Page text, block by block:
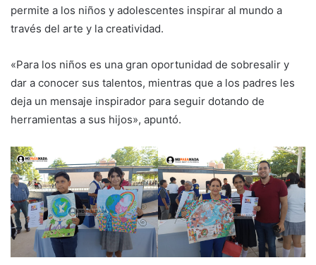
permite a los niños y adolescentes inspirar al mundo a
través del arte y la creatividad.
«Para los niños es una gran oportunidad de sobresalir y
dar a conocer sus talentos, mientras que a los padres les
deja un mensaje inspirador para seguir dotando de
herramientas a sus hijos», apuntó.